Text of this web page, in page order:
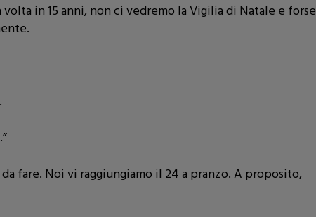
in 15 anni, non ci vedremo la Vigilia di Natale e forse
fare. Noi vi raggiungiamo il 24 a pranzo. A proposito,